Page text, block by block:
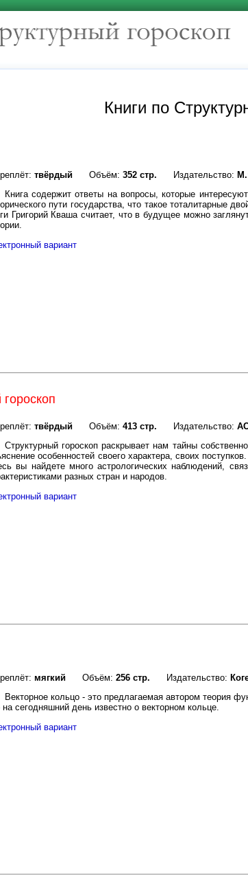
Книги по
твёрдый Объём: 352 стр. Издательство:
Книга содержит ответы на вопросы, которые
пути государства, что такое тоталитарные
Григорий Кваша считает, что в будущее можно
вариант
твёрдый Объём: 413 стр. Издательство:
Структурный гороскоп раскрывает нам тайны
особенностей своего характера, своих
вы найдете много астрологических наблюдений,
разных стран и народов.
вариант
мягкий Объём: 256 стр. Издательство:
Векторное кольцо - это предлагаемая автором теория
на сегодняшний день известно о векторном кольце.
вариант